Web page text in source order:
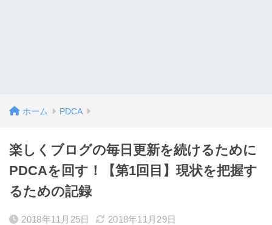
ホーム PDCA
楽しくブログの毎日更新を続けるために
PDCAを回す！【第1回目】現状を把握す
るための記録
2018年11月25日 2018年11月29日